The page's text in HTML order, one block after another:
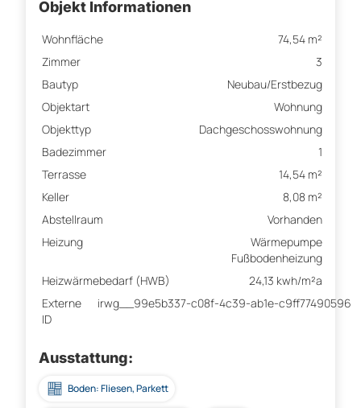
Objekt Informationen
Wohnfläche
74,54 m²
Zimmer
3
Bautyp
Neubau/Erstbezug
Objektart
Wohnung
Objekttyp
Dachgeschosswohnung
Badezimmer
1
Terrasse
14,54 m²
Keller
8,08 m²
Abstellraum
Vorhanden
Heizung
Wärmepumpe
Fußbodenheizung
Heizwärmebedarf (HWB)
24,13 kwh/m²a
Externe
ID
irwg__99e5b337-c08f-4c39-ab1e-c9ff77490596
Ausstattung:
Boden: Fliesen, Parkett